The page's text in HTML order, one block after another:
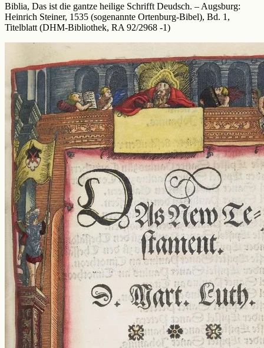
Biblia, Das ist die gantze heilige Schrifft Deudsch. – Augsburg:
Heinrich Steiner, 1535 (sogenannte Ortenburg-Bibel), Bd. 1,
Titelblatt (DHM-Bibliothek, RA 92/2968 -1)